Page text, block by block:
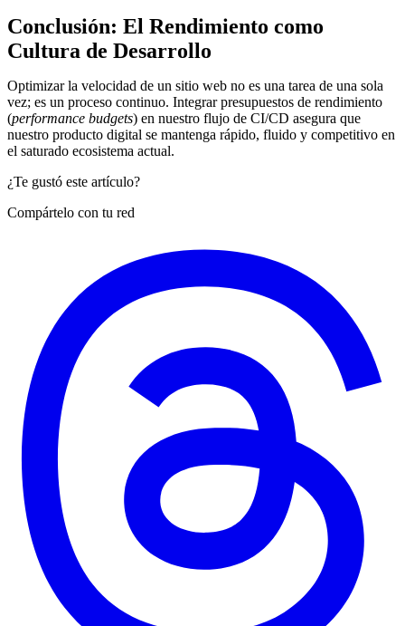
Conclusión: El Rendimiento como
Cultura de Desarrollo
Optimizar la velocidad de un sitio web no es una tarea de una sola
vez; es un proceso continuo. Integrar presupuestos de rendimiento
(performance budgets) en nuestro flujo de CI/CD asegura que
nuestro producto digital se mantenga rápido, fluido y competitivo en
el saturado ecosistema actual.
¿Te gustó este artículo?
Compártelo con tu red